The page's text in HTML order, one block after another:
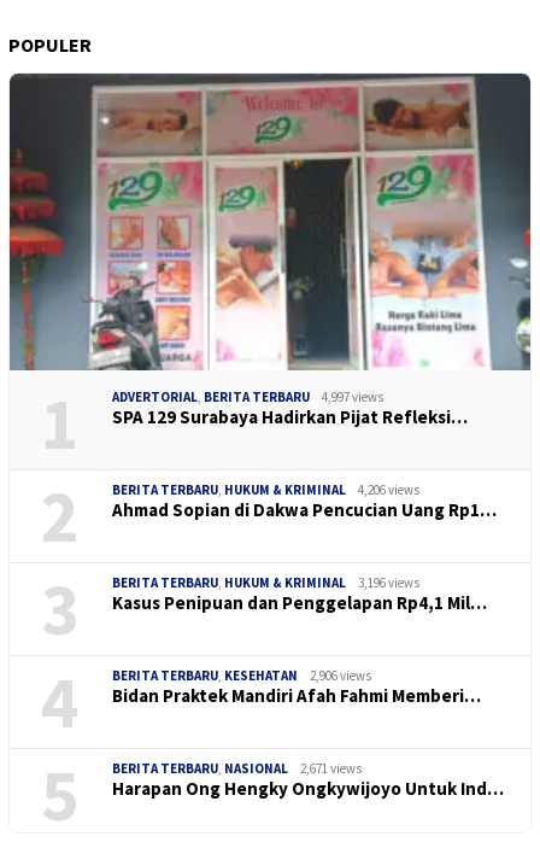
POPULER
1 ADVERTORIAL, BERITA TERBARU 4,997 views
SPA 129 Surabaya Hadirkan Pijat Refleksi…
2 BERITA TERBARU, HUKUM & KRIMINAL 4,206 views
Ahmad Sopian di Dakwa Pencucian Uang Rp1…
3 BERITA TERBARU, HUKUM & KRIMINAL 3,196 views
Kasus Penipuan dan Penggelapan Rp4,1 Mil…
4 BERITA TERBARU, KESEHATAN 2,906 views
Bidan Praktek Mandiri Afah Fahmi Memberi…
5 BERITA TERBARU, NASIONAL 2,671 views
Harapan Ong Hengky Ongkywijoyo Untuk Ind…